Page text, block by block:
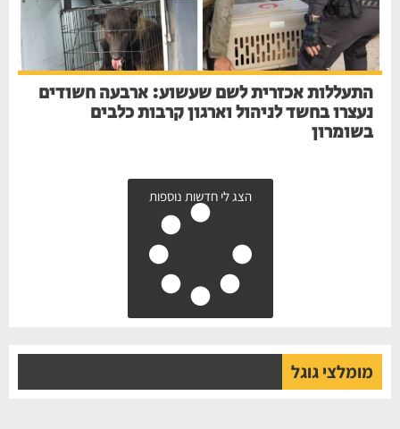
התעללות אכזרית לשם שעשוע: ארבעה חשודים
נעצרו בחשד לניהול וארגון קרבות כלבים
בשומרון
הצג לי חדשות נוספות
מומלצי גוגל